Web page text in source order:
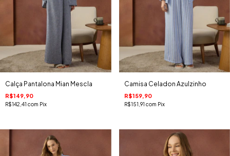
Calça Pantalona Mian Mescla
R$149,90
R$142,41 com Pix
Camisa Celadon Azulzinho
R$159,90
R$151,91 com Pix